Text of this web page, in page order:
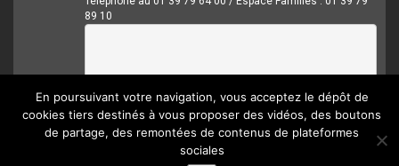
89 10
En poursuivant votre navigation, vous acceptez le dépôt de
cookies tiers destinés à vous proposer des vidéos, des boutons
de partage, des remontées de contenus de plateformes
sociales